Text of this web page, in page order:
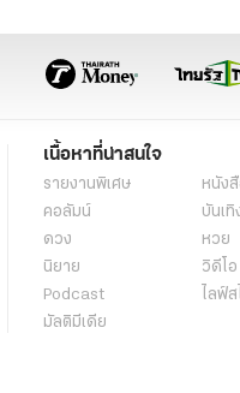
เนื้อหาที่น่าสนใจ
รายงานพิเศษ
หนัง
คอลัมน์
บันเทิ
ดวง
หวย
นิยาย
วิดีโอ
Podcast
ไลฟ์
มัลติมีเดีย